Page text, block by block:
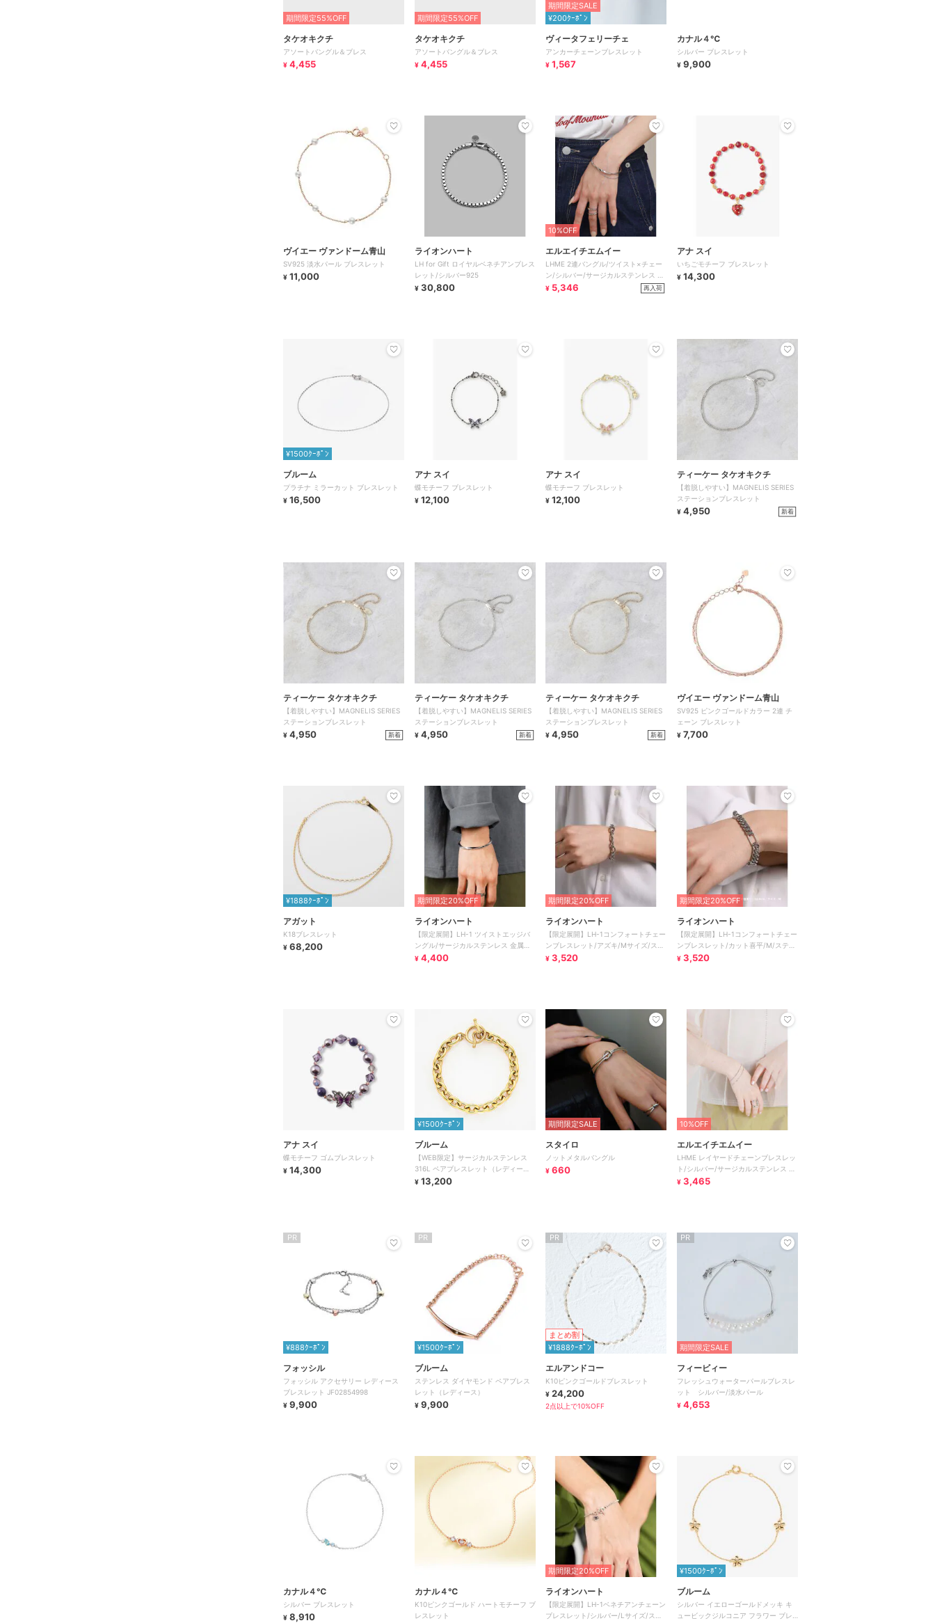
期間限定55%OFF
タケオキクチ
アソートバングル＆ブレス
¥ 4,455
期間限定55%OFF
タケオキクチ
アソートバングル＆ブレス
¥ 4,455
期間限定SALE
¥200ｸｰﾎﾟﾝ
ヴィータフェリーチェ
アンカーチェーンブレスレット
¥ 1,567
カナル４℃
シルバー ブレスレット
¥ 9,900
ヴイエー ヴァンドーム青山
SV925 淡水パール ブレスレット
¥ 11,000
ライオンハート
LH for Gift ロイヤルベネチアンブレス
レット/シルバー925
¥ 30,800
10%OFF
エルエイチエムイー
LHME 2連バングル/ツイスト×チェー
ン/シルバー/サージカルステンレス 金
属アレルギー対応
¥ 5,346 再入荷
アナ スイ
いちごモチーフ ブレスレット
¥ 14,300
¥1500ｸｰﾎﾟﾝ
ブルーム
プラチナ ミラーカット ブレスレット
¥ 16,500
アナ スイ
蝶モチーフ ブレスレット
¥ 12,100
アナ スイ
蝶モチーフ ブレスレット
¥ 12,100
ティーケー タケオキクチ
【着脱しやすい】MAGNELIS SERIES
ステーションブレスレット
¥ 4,950 新着
ティーケー タケオキクチ
【着脱しやすい】MAGNELIS SERIES
ステーションブレスレット
¥ 4,950 新着
ティーケー タケオキクチ
【着脱しやすい】MAGNELIS SERIES
ステーションブレスレット
¥ 4,950 新着
ティーケー タケオキクチ
【着脱しやすい】MAGNELIS SERIES
ステーションブレスレット
¥ 4,950 新着
ヴイエー ヴァンドーム青山
SV925 ピンクゴールドカラー 2連 チ
ェーン ブレスレット
¥ 7,700
¥1888ｸｰﾎﾟﾝ
アガット
K18ブレスレット
¥ 68,200
期間限定20%OFF
ライオンハート
【限定展開】LH-1 ツイストエッジバ
ングル/サージカルステンレス 金属ア
レルギー対応
¥ 4,400
期間限定20%OFF
ライオンハート
【限定展開】LH-1コンフォートチェー
ンブレスレット/アズキ/Mサイズ/ステ
ンレス金属アレルギー対応
¥ 3,520
期間限定20%OFF
ライオンハート
【限定展開】LH-1コンフォートチェー
ンブレスレット/カット喜平/M/ステン
レス金属アレルギー対応
¥ 3,520
アナ スイ
蝶モチーフ ゴムブレスレット
¥ 14,300
¥1500ｸｰﾎﾟﾝ
ブルーム
【WEB限定】サージカルステンレス
316L ペアブレスレット（レディー
ス）
¥ 13,200
期間限定SALE
スタイロ
ノットメタルバングル
¥ 660
10%OFF
エルエイチエムイー
LHME レイヤードチェーンブレスレッ
ト/シルバー/サージカルステンレス 金
属アレルギー対応
¥ 3,465
PR
¥888ｸｰﾎﾟﾝ
フォッシル
フォッシル アクセサリー レディース
ブレスレット JF02854998
¥ 9,900
PR
¥1500ｸｰﾎﾟﾝ
ブルーム
ステンレス ダイヤモンド ペアブレス
レット（レディース）
¥ 9,900
PR
まとめ割
¥1888ｸｰﾎﾟﾝ
エルアンドコー
K10ピンクゴールドブレスレット
¥ 24,200
2点以上で10%OFF
PR
期間限定SALE
フィービィー
フレッシュウォーターパールブレスレ
ット シルバー/淡水パール
¥ 4,653
カナル４℃
シルバー ブレスレット
¥ 8,910
カナル４℃
K10ピンクゴールド ハートモチーフ ブ
レスレット
期間限定20%OFF
ライオンハート
【限定展開】LH-1ベネチアンチェーン
ブレスレット/シルバー/Lサイズ/ステ
¥1500ｸｰﾎﾟﾝ
ブルーム
シルバー イエローゴールドメッキ キ
ュービックジルコニア フラワー ブレ